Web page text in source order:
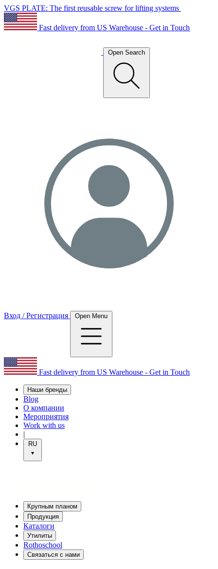
VGS PLATE: The first reusable screw for lifting systems
Fast delivery from US Warehouse - Get in Touch
Open Search
Вход / Регистрация Open Menu
Fast delivery from US Warehouse - Get in Touch
Наши бренды
Blog
О компании
Мероприятия
Work with us
|
RU
Крупным планом
Продукция
Каталоги
Утилиты
Rothoschool
Связаться с нами